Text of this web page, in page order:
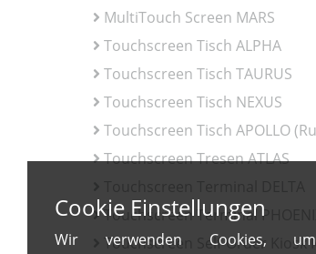
MultiTouch Screen MARS
Touchscreen Tisch ALPHA
Touchscreen Tisch TAURUS
Touchscreen Tisch NEXUS
Touchscreen Tisch APOLLO
Touchscreen Tresen ATLAS
Touchscreen Terminal PHOENIX
Touchscreen Self-Order Kiosk
Cookie Einstellungen
Wir verwenden Cookies,